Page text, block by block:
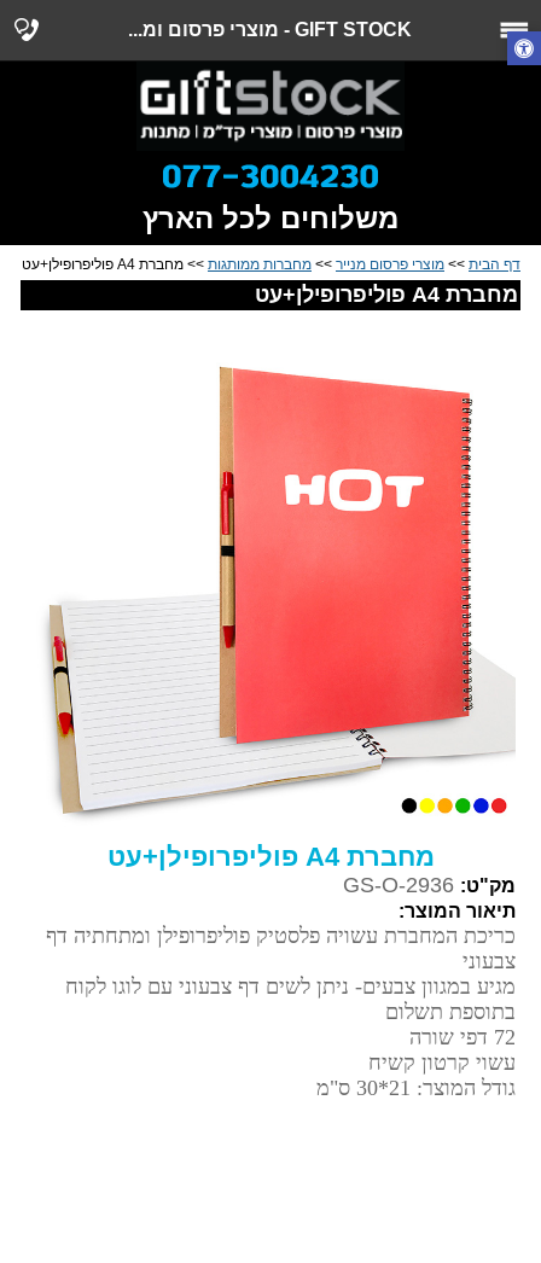
GIFT STOCK - מוצרי פרסום ומ...
משלוחים לכל הארץ
דף הבית >> מוצרי פרסום מנייר >> מחברות ממותגות >> מחברת A4 פוליפרופילן+עט
מחברת A4 פוליפרופילן+עט
מחברת A4 פוליפרופילן+עט
מק"ט: GS-O-2936
תיאור המוצר:
כריכת המחברת עשויה פלסטיק פוליפרופילן ומתחתיה דף
צבעוני
מגיע במגוון צבעים- ניתן לשים דף צבעוני עם לוגו לקוח
בתוספת תשלום
72 דפי שורה
עשוי קרטון קשיח
גודל המוצר: 21*30 ס"מ